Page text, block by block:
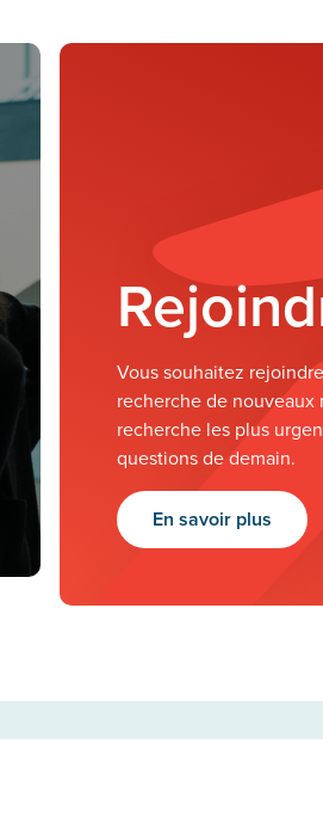
Vous souhaitez
recherche de nouveaux
recherche les plus
questions de demain.
En savoir plus